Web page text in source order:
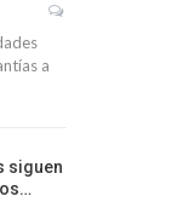
a
siguen